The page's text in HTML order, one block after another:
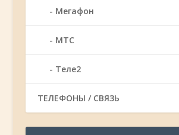
Мегафон
МТС
Теле2
ТЕЛЕФОНЫ / СВЯЗЬ